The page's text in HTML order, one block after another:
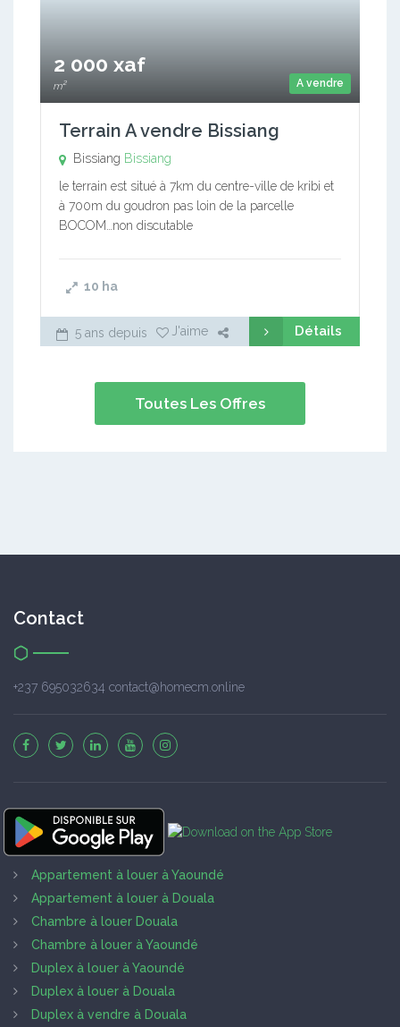
A vendre
2 000 xaf
m²
Terrain A vendre Bissiang
Bissiang Bissiang
le terrain est situé à 7km du centre-ville de kribi et
à 700m du goudron pas loin de la parcelle
BOCOM…non discutable
10 ha
5 ans depuis J'aime Détails
Toutes Les Offres
Contact
+237 695032634 contact@homecm.online
Appartement à louer à Yaoundé
Appartement à louer à Douala
Chambre à louer Douala
Chambre à louer à Yaoundé
Duplex à louer à Yaoundé
Duplex à louer à Douala
Duplex à vendre à Douala